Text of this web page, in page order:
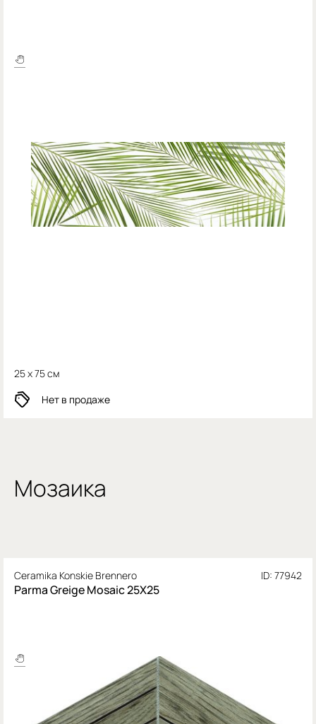
25 x 75 см
Нет в продаже
Мозаика
Ceramika Konskie Brennero ID: 77942
Parma Greige Mosaic 25X25